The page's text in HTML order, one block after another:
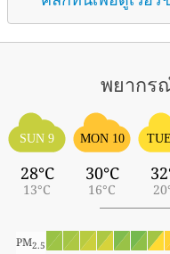
พยากร
SUN 9
28°C
13°C
MON 10
30°C
16°C
PM2.5